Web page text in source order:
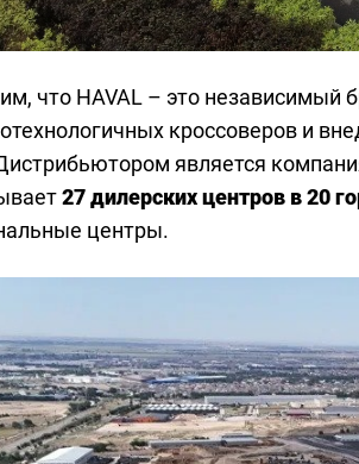
что HAVAL – это независимый
кроссоверов и
является
27 дилерских центров в 20
центры.